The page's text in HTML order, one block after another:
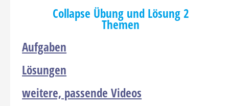
Collapse Übung und Lösung2
Themen
Aufgaben
Lösungen
weitere, passende Videos